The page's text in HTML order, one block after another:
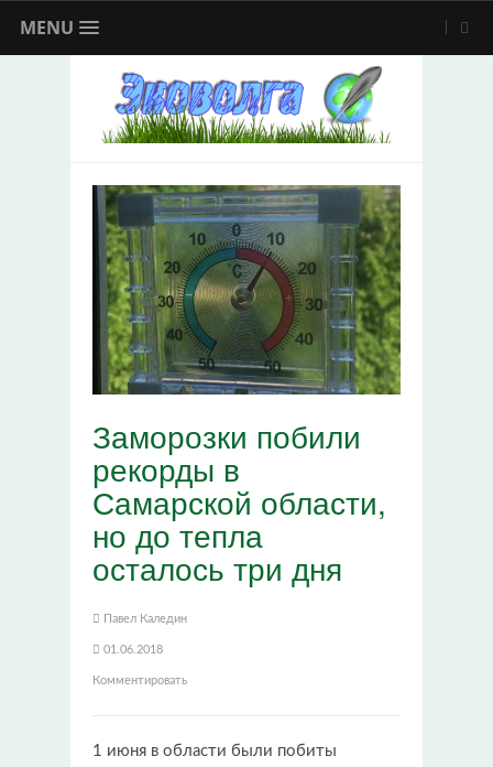
MENU
Заморозки побили
рекорды в
Самарской области,
но до тепла
осталось три дня
Павел Каледин
01.06.2018
Комментировать
1 июня в области были побиты